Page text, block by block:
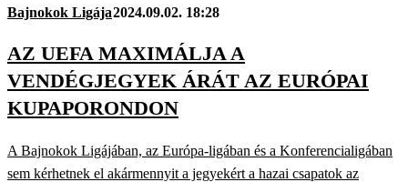
Bajnokok Ligája2024.09.02. 18:28
AZ UEFA MAXIMÁLJA A
VENDÉGJEGYEK ÁRÁT AZ EURÓPAI
KUPAPORONDON
A Bajnokok Ligájában, az Európa-ligában és a Konferencialigában
sem kérhetnek el akármennyit a jegyekért a hazai csapatok az